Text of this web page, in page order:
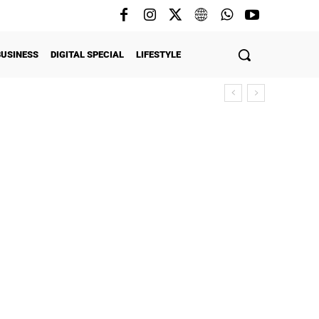
DIGITAL SPECIAL LIFESTYLE